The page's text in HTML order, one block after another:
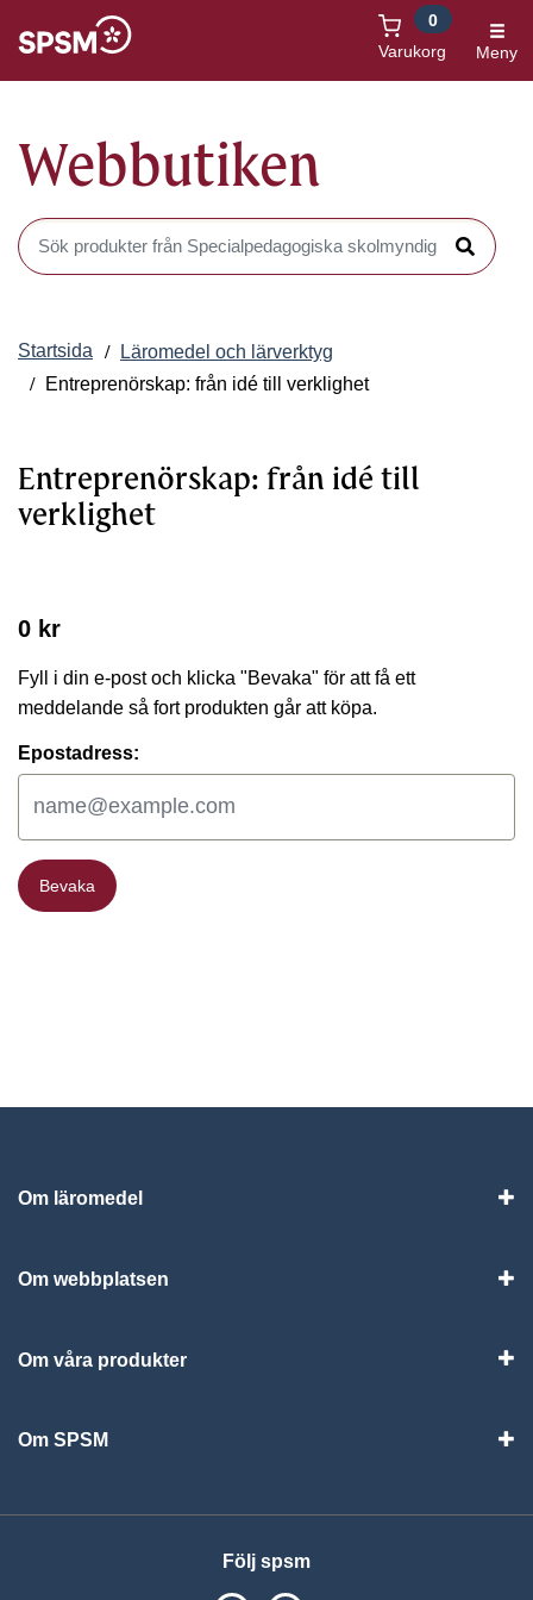
Varukorg
0
Meny
Webbutiken
Sök produkter i Webbutiken
Sök
Startsida
Läromedel och lärverktyg
Entreprenörskap: från idé till verklighet
Entreprenörskap: från idé till
verklighet
0 kr
Fyll i din e-post och klicka "Bevaka" för att få ett
meddelande så fort produkten går att köpa.
Epostadress:
Bevaka
Bevaka
Om läromedel
Om webbplatsen
Om våra produkter
Om SPSM
Följ spsm